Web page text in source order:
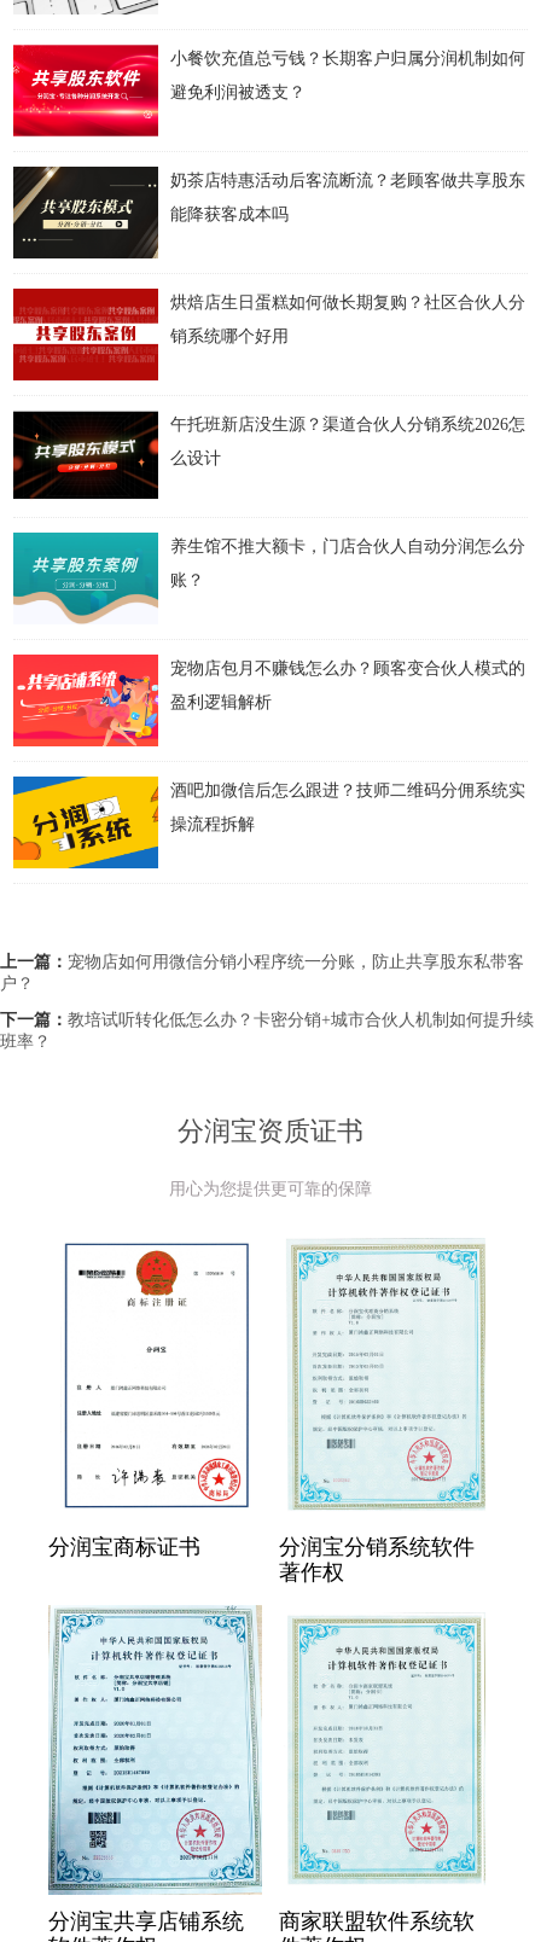
小餐饮充值总亏钱？长期客户归属分润机制如何
避免利润被透支？
奶茶店特惠活动后客流断流？老顾客做共享股东
能降获客成本吗
烘焙店生日蛋糕如何做长期复购？社区合伙人分
销系统哪个好用
午托班新店没生源？渠道合伙人分销系统2026怎
么设计
养生馆不推大额卡，门店合伙人自动分润怎么分
账？
宠物店包月不赚钱怎么办？顾客变合伙人模式的
盈利逻辑解析
酒吧加微信后怎么跟进？技师二维码分佣系统实
操流程拆解
上一篇： 宠物店如何用微信分销小程序统一分账，防止共享股东私带客
户？
下一篇： 教培试听转化低怎么办？卡密分销+城市合伙人机制如何提升续
班率？
分润宝资质证书
用心为您提供更可靠的保障
分润宝商标证书
分润宝分销系统软件
著作权
分润宝共享店铺系统
商家联盟软件系统软